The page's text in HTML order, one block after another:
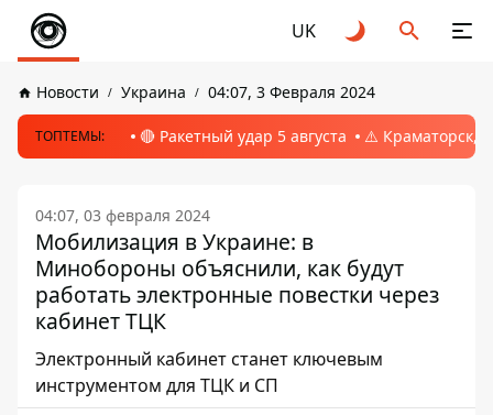
UK
Новости Украина 04:07, 3 Февраля 2024
ТОПТЕМЫ: 🔴 Ракетный удар 5 августа ⚠️ Краматорск,
04:07, 03 февраля 2024
Мобилизация в Украине: в
Минобороны объяснили, как будут
работать электронные повестки через
кабинет ТЦК
Электронный кабинет станет ключевым
инструментом для ТЦК и СП